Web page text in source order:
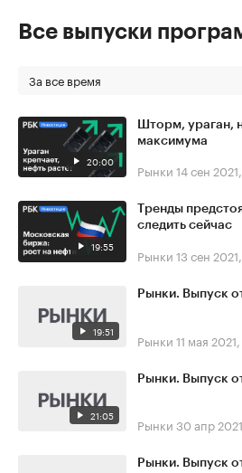
Все выпуски
За все время
20:00
Шторм, ураган,
максимума
Рынки 14 сен
19:55
Тренды
следить сейчас
Рынки 13 сен
19:51
Рынки. Выпуск
Рынки 11 мая
21:05
Рынки. Выпуск
Рынки 30 апр
Рынки. Выпуск